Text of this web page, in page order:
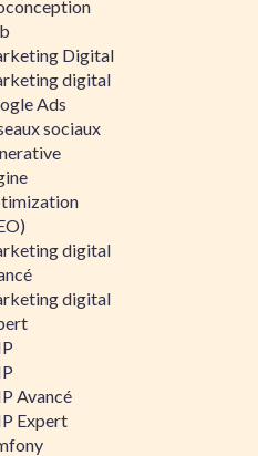
Digital
digital
Ads
sociaux
digital
digital
Avancé
Expert